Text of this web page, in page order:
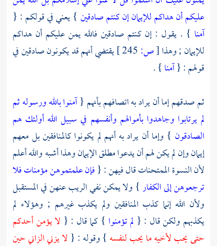
عليكم أن هداكم للإيمان إن كنتم صادقين } يعني في قولكم : {
آمنا } . يقول : إن كنتم صادقين فالله يمن عليكم أن هداكم
للإيمان ; وهذا[ص:
يقتضي أنهم قد يكونون صادقين في
قولهم : {آمنا} .
ثم صدقهم إما أن يراد به اتصافهم بأنهم {آمنوا بالله ورسوله ثم
لم يرتابوا وجاهدوا بأموالهم وأنفسهم في سبيل الله أولئك هم
الصادقون } وإما أن يراد به أنهم لم يكونوا كالمنافقين بل معهم
إيمان وإن لم يكن لهم أن يدعوا مطلق الإيمان وهذا أشبه والله أعلم
لأن النسوة الممتحنات قال فيهن : {فإن علمتموهن مؤمنات فلا
ترجعوهن إلى الكفار} ولا يمكن نفي الريب عنهن في المستقبل
ولأن الله إنما كذب المنافقين ولم يكذب غيرهم ; وهؤلاء لم
يكذبهم ولكن قال : { لم تؤمنوا } كما قال : { لا يؤمن أحدكم
حتى يحب لأخيه ما يحب لنفسه } وقوله : { لا يزني الزاني حين